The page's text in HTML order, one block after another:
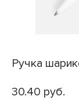
Ручка
30.40 руб.